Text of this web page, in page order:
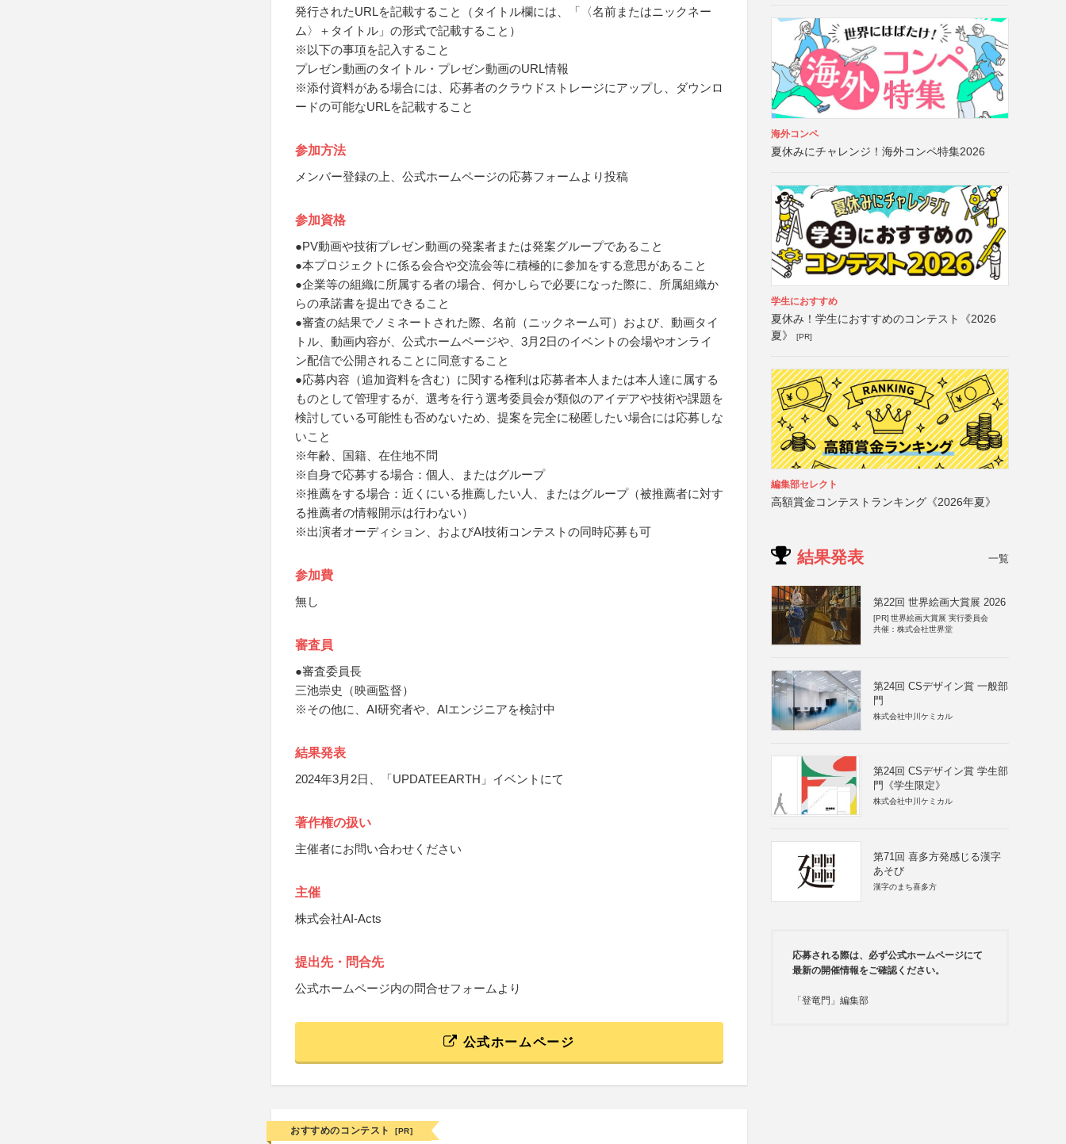
発行されたURLを記載すること（タイトル欄には、「〈名前またはニックネー
ム〉＋タイトル」の形式で記載すること）
※以下の事項を記入すること
プレゼン動画のタイトル・プレゼン動画のURL情報
※添付資料がある場合には、応募者のクラウドストレージにアップし、ダウンロ
ードの可能なURLを記載すること
参加方法
メンバー登録の上、公式ホームページの応募フォームより投稿
参加資格
●PV動画や技術プレゼン動画の発案者または発案グループであること
●本プロジェクトに係る会合や交流会等に積極的に参加をする意思があること
●企業等の組織に所属する者の場合、何かしらで必要になった際に、所属組織か
らの承諾書を提出できること
●審査の結果でノミネートされた際、名前（ニックネーム可）および、動画タイ
トル、動画内容が、公式ホームページや、3月2日のイベントの会場やオンライ
ン配信で公開されることに同意すること
●応募内容（追加資料を含む）に関する権利は応募者本人または本人達に属する
ものとして管理するが、選考を行う選考委員会が類似のアイデアや技術や課題を
検討している可能性も否めないため、提案を完全に秘匿したい場合には応募しな
いこと
※年齢、国籍、在住地不問
※自身で応募する場合：個人、またはグループ
※推薦をする場合：近くにいる推薦したい人、またはグループ（被推薦者に対す
る推薦者の情報開示は行わない）
※出演者オーディション、およびAI技術コンテストの同時応募も可
参加費
無し
審査員
●審査委員長
三池崇史（映画監督）
※その他に、AI研究者や、AIエンジニアを検討中
結果発表
2024年3月2日、「UPDATEEARTH」イベントにて
著作権の扱い
主催者にお問い合わせください
主催
株式会社AI-Acts
提出先・問合先
公式ホームページ内の問合せフォームより
公式ホームページ
おすすめのコンテスト [PR]
海外コンペ
夏休みにチャレンジ！海外コンペ特集2026
学生におすすめ
夏休み！学生におすすめのコンテスト《2026
夏》
[PR]
編集部セレクト
高額賞金コンテストランキング《2026年夏》
結果発表 一覧
第22回 世界絵画大賞展 2026
[PR] 世界絵画大賞展 実行委員会
共催：株式会社世界堂
第24回 CSデザイン賞 一般部
門
株式会社中川ケミカル
第24回 CSデザイン賞 学生部
門《学生限定》
株式会社中川ケミカル
第71回 喜多方発感じる漢字
あそび
漢字のまち喜多方
応募される際は、必ず公式ホームページにて
最新の開催情報をご確認ください。
「登竜門」編集部